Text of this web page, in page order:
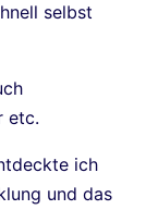
selbst
etc.
ich
und das